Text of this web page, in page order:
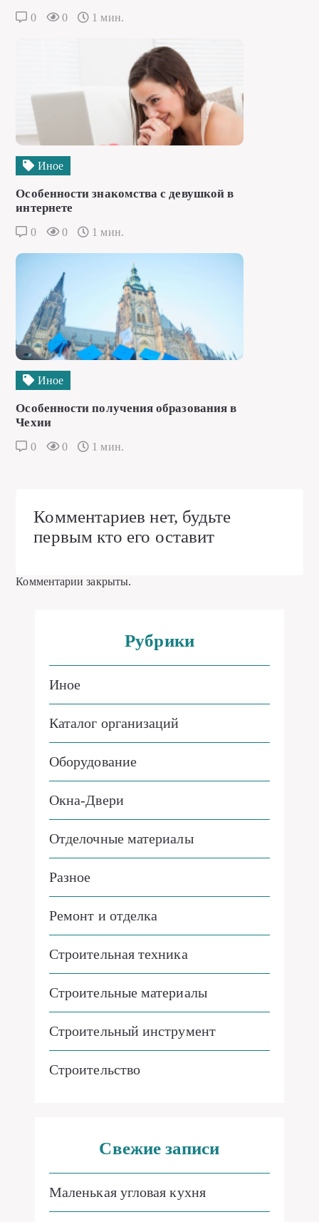
0 0 1 мин.
Иное
Особенности знакомства с девушкой в
интернете
0 0 1 мин.
Иное
Особенности получения образования в
Чехии
0 0 1 мин.
Комментариев нет, будьте
первым кто его оставит
Комментарии закрыты.
Рубрики
Иное
Каталог организаций
Оборудование
Окна-Двери
Отделочные материалы
Разное
Ремонт и отделка
Строительная техника
Строительные материалы
Строительный инструмент
Строительство
Свежие записи
Маленькая угловая кухня